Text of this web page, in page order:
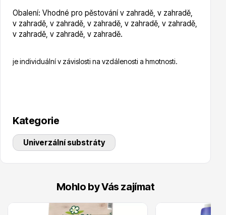
Obalení: Vhodné pro pěstování v zahradě, v zahradě,
v zahradě, v zahradě, v zahradě, v zahradě, v zahradě,
v zahradě, v zahradě, v zahradě.
je individuální v závislosti na vzdálenosti a hmotnosti.
Kategorie
Univerzální substráty
Mohlo by Vás zajímat